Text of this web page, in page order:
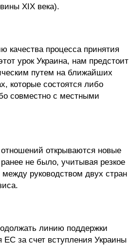
XIX века).
качества процесса принятия
урок Украина, нам предстоит
путем на ближайших
которые состоятся либо
совместно с местными
открываются новые
не было, учитывая резкое
руководством двух стран
линию поддержки
за счет вступления Украины